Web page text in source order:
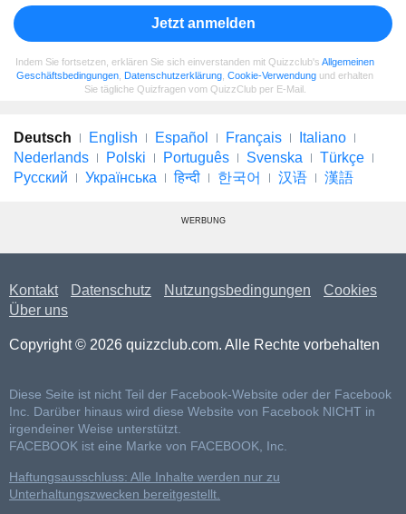
Jetzt anmelden
Indem Sie fortsetzen, erklären Sie sich einverstanden mit Quizzclub's Allgemeinen
Geschäftsbedingungen Datenschutzerklärung Cookie-Verwendung und erhalten
Sie tägliche Quizfragen vom QuizzClub per E-Mail.
Deutsch English Español Français
Italiano
Nederlands
Polski Português Svenska
Türkçe
Русский
Українська हिन्दी 한국어 汉语 漢語
WERBUNG
Kontakt Datenschutz Nutzungsbedingungen
Cookies
Über uns
Copyright © 2026 quizzclub.com. Alle Rechte vorbehalten
Diese Seite ist nicht Teil der Facebook-Website oder der Facebook
Inc. Darüber hinaus wird diese Website von Facebook NICHT in
irgendeiner Weise unterstützt.
FACEBOOK ist eine Marke von FACEBOOK, Inc.
Haftungsausschluss: Alle Inhalte werden nur zu
Unterhaltungszwecken bereitgestellt.